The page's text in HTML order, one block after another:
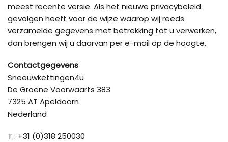
meest recente versie. Als het nieuwe privacybeleid
gevolgen heeft voor de wijze waarop wij reeds
verzamelde gegevens met betrekking tot u verwerken,
dan brengen wij u daarvan per e-mail op de hoogte.
Contactgegevens
Sneeuwkettingen4u
De Groene Voorwaarts 383
7325 AT Apeldoorn
Nederland
T : +31 (0)318 250030